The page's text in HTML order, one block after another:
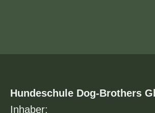
Hundeschule Dog-Brothers
Inhaber: